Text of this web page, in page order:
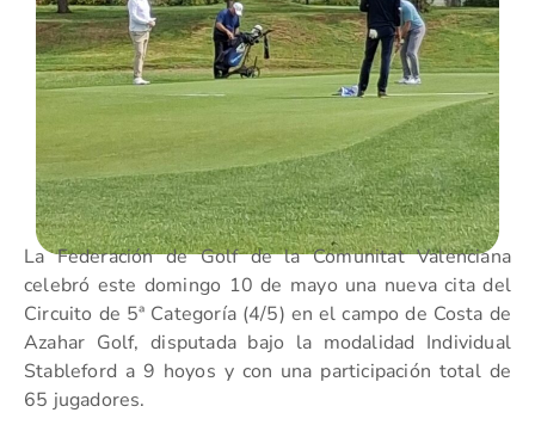
La Federación de Golf de la Comunitat Valenciana
celebró este domingo 10 de mayo una nueva cita del
Circuito de 5ª Categoría (4/5) en el campo de Costa de
Azahar Golf, disputada bajo la modalidad Individual
Stableford a 9 hoyos y con una participación total de
65 jugadores.